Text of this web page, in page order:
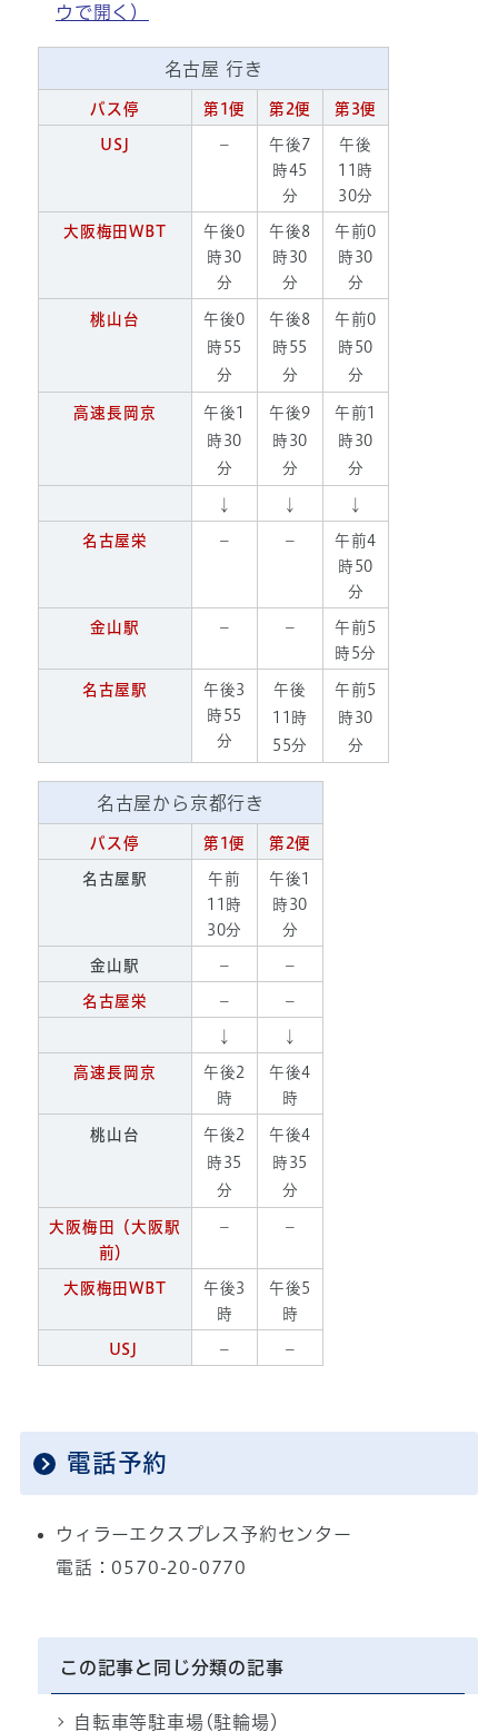
ウで開く）
名古屋 行き
バス停 第1便 第2便 第3便
USJ －
午後7
時45
分
午後
11時
30分
大阪梅田WBT
午後0
時30
分
午後8
時30
分
午前0
時30
分
桃山台
午後0
時55
分
午後8
時55
分
午前0
時50
分
高速長岡京
午後1
時30
分
午後9
時30
分
午前1
時30
分
↓ ↓ ↓
名古屋栄 － －
午前4
時50
分
金山駅 － －
午前5
時5分
名古屋駅
午後3
時55
分
午後
11時
55分
午前5
時30
分
名古屋から京都行き
バス停 第1便 第2便
名古屋駅
午前
11時
30分
午後1
時30
分
金山駅 － －
名古屋栄 － －
↓ ↓
高速長岡京
午後2
時
午後4
時
桃山台
午後2
時35
分
午後4
時35
分
大阪梅田（大阪駅
前）
－ －
大阪梅田WBT
午後3
時
午後5
時
USJ － －
電話予約
ウィラーエクスプレス予約センター
電話：0570-20-0770
この記事と同じ分類の記事
自転車等駐車場(駐輪場）